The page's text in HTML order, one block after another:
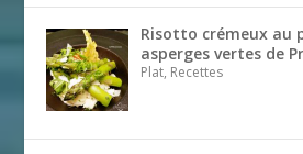
Risotto crémeux au
asperges vertes de
Plat, Recettes